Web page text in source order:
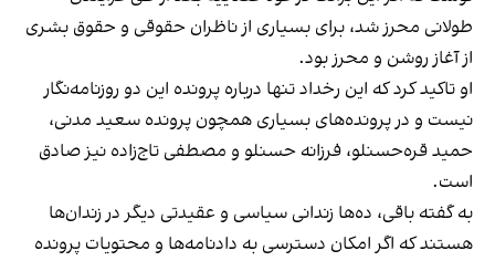
طولانی محرز شد، برای بسیاری از ناظران حقوقی و حقوق بشری
از آغاز روشن و محرز بود.
او تاکید کرد که این رخداد تنها درباره پرونده این دو روزنامه‌نگار
نیست و در پرونده‌های بسیاری همچون پرونده سعید مدنی،
حمید قره‌حسنلو، فرزانه حسنلو و مصطفی تاج‌زاده نیز صادق
است.
به گفته باقی، ده‌ها زندانی سیاسی و عقیدتی دیگر در زندان‌ها
هستند که اگر امکان دسترسی به دادنامه‌ها و محتویات پرونده